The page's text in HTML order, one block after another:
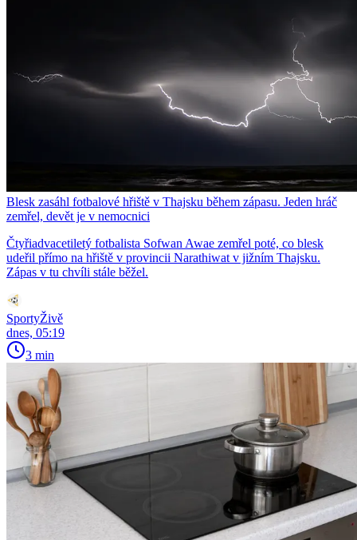
Blesk zasáhl fotbalové hřiště v Thajsku během zápasu. Jeden hráč
zemřel, devět je v nemocnici
Čtyřiadvacetiletý fotbalista Sofwan Awae zemřel poté, co blesk
udeřil přímo na hřiště v provincii Narathiwat v jižním Thajsku.
Zápas v tu chvíli stále běžel.
SportyŽivě
dnes, 05:19
3 min